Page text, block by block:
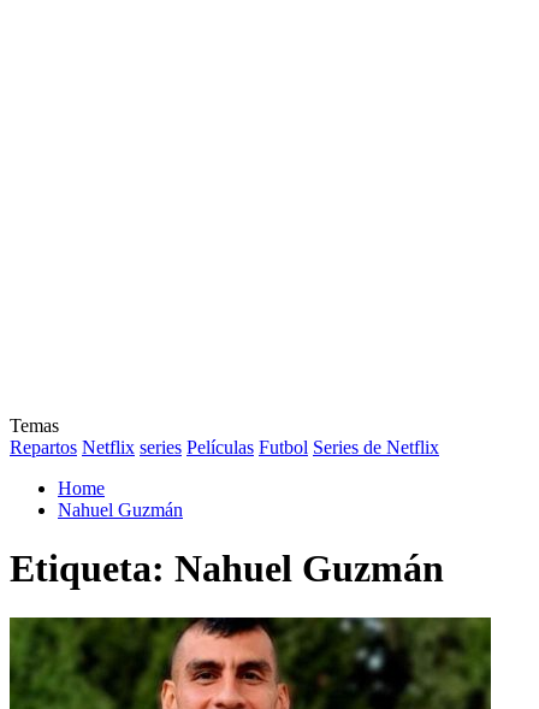
Temas
Repartos Netflix series Películas Futbol Series de Netflix
Home
Nahuel Guzmán
Etiqueta: Nahuel Guzmán